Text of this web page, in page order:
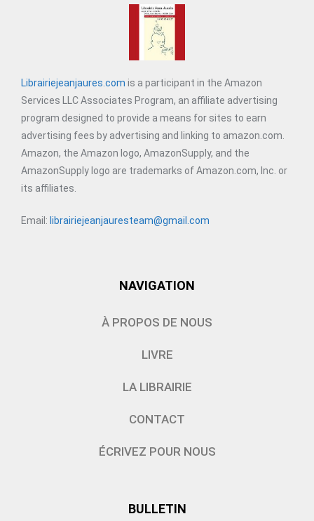
Librairiejeanjaures.com is a participant in the Amazon
Services LLC Associates Program, an affiliate advertising
program designed to provide a means for sites to earn
advertising fees by advertising and linking to amazon.com.
Amazon, the Amazon logo, AmazonSupply, and the
AmazonSupply logo are trademarks of Amazon.com, Inc. or
its affiliates.
Email: librairiejeanjauresteam@gmail.com
NAVIGATION
À PROPOS DE NOUS
LIVRE
LA LIBRAIRIE
CONTACT
ÉCRIVEZ POUR NOUS
BULLETIN